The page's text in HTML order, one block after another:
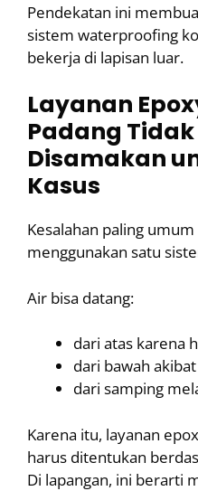
Pendekatan ini
sistem waterproofing
bekerja di lapisan luar.
Layanan
Padang Tidak
Disamakan
Kasus
Kesalahan paling
menggunakan satu
Air bisa datang:
dari atas karena
dari bawah
dari samping
Karena itu, layanan
harus ditentukan
Di lapangan, ini berarti